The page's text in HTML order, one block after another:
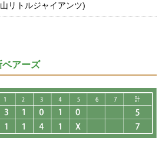
リトルジャイアンツ)
ベアーズ